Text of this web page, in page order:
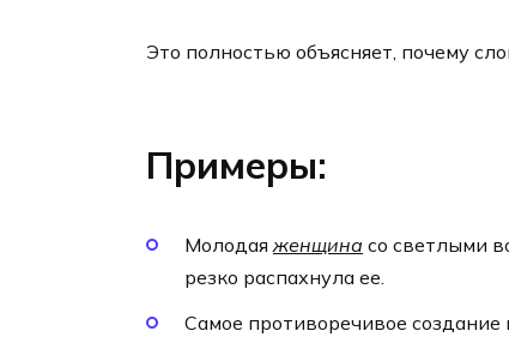
Это полностью объясняет, почему
Примеры:
Молодая женщина со светлыми
резко распахнула ее.
Самое противоречивое создание